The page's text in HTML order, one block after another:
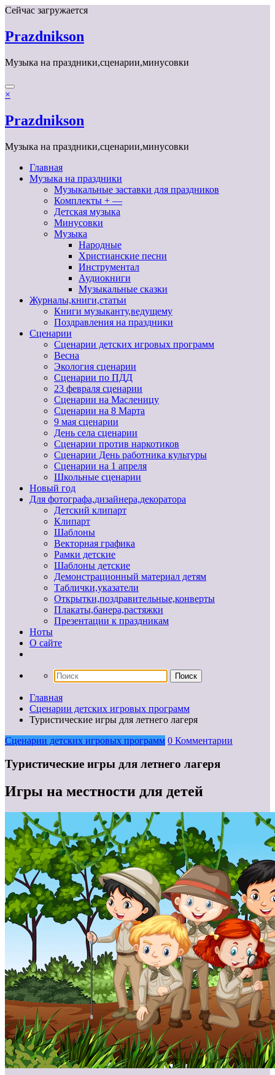
Перейти
содержимому
Сейчас загружается
Prazdnikson
Музыка на праздники,сценарии,минусовки
×
Prazdnikson
Музыка на праздники,сценарии,минусовки
Главная
Музыка на праздники
Музыкальные заставки для праздников
Комплекты + —
Детская музыка
Минусовки
Музыка
Народные
Христианские песни
Инструментал
Аудиокниги
Музыкальные сказки
Журналы,книги,статьи
Книги музыканту,ведущему
Поздравления на праздники
Сценарии
Сценарии детских игровых программ
Весна
Экология сценарии
Сценарии по ПДД
23 февраля сценарии
Сценарии на Масленицу
Сценарии на 8 Марта
9 мая сценарии
День села сценарии
Сценарии против наркотиков
Сценарии День работника культуры
Сценарии на 1 апреля
Школьные сценарии
Новый год
Для фотографа,дизайнера,декоратора
Детский клипарт
Клипарт
Шаблоны
Векторная графика
Рамки детские
Шаблоны детские
Демонстрационный материал детям
Таблички,указатели
Открытки,поздравительные,конверты
Плакаты,банера,растяжки
Презентации к праздникам
Ноты
О сайте
Главная
Сценарии детских игровых программ
Туристические игры для летнего лагеря
Сценарии детских игровых программ 0 Комментарии
Туристические игры для летнего лагеря
Игры на местности для детей